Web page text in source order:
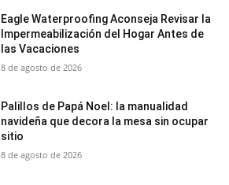
Eagle Waterproofing Aconseja Revisar la
Impermeabilización del Hogar Antes de
las Vacaciones
8 de agosto de 2026
Palillos de Papá Noel: la manualidad
navideña que decora la mesa sin ocupar
sitio
8 de agosto de 2026